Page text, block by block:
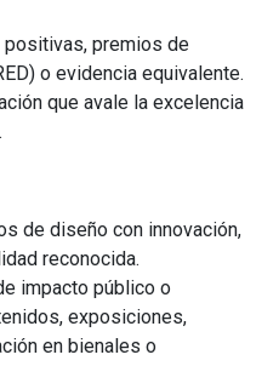
positivas, premios de
o evidencia equivalente.
que avale la excelencia
de diseño con innovación,
reconocida.
impacto público o
exposiciones,
en bienales o